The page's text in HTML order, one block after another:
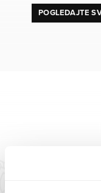
POGLEDAJTE